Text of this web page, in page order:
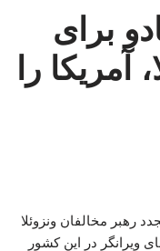
برای
را
رهبر مخالفان ونزوئلا
ویرانگر در این کشور